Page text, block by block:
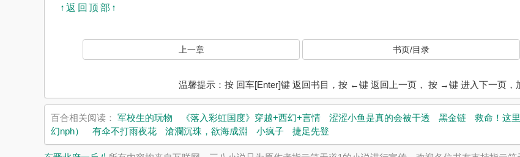
↑返回顶部↑
上一章 书页/目录
温馨提示：按 回车[Enter]键 返回书目，按 ←键 返回上一页， 按 →键 进入下一页，
百合相关阅读： 军校生的玩物 《落入彩虹国度》穿越+西幻+言情 涩涩小鱼是真的会被干透 黑金链 救命！这
幻nph）
有伞不打雨夜花 滄瀾沉珠，欲海成淵 小疯子 捷足先登